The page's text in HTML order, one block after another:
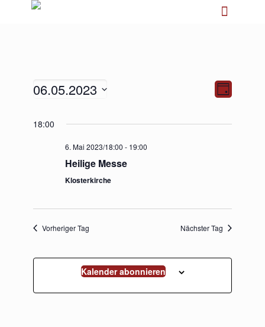
Ansichten-
Navigation
Ansichten-
Tag
06.05.2023
wählen.
18:00
6. Mai 2023/18:00 - 19:00
Heilige Messe
Klosterkirche
Vorheriger Tag Nächster Tag
Kalender abonnieren